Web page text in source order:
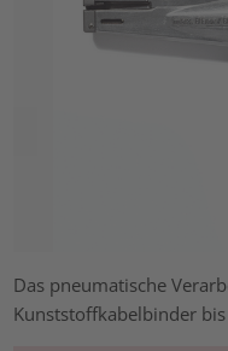
Das pneumatische
Kunststoffkabelbinder